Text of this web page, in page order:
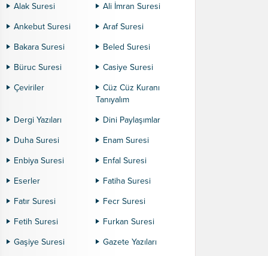
Alak Suresi
Ali İmran Suresi
Ankebut Suresi
Araf Suresi
Bakara Suresi
Beled Suresi
Büruc Suresi
Casiye Suresi
Çeviriler
Cüz Cüz Kuranı
Tanıyalım
Dergi Yazıları
Dini Paylaşımlar
Duha Suresi
Enam Suresi
Enbiya Suresi
Enfal Suresi
Eserler
Fatiha Suresi
Fatır Suresi
Fecr Suresi
Fetih Suresi
Furkan Suresi
Gaşiye Suresi
Gazete Yazıları